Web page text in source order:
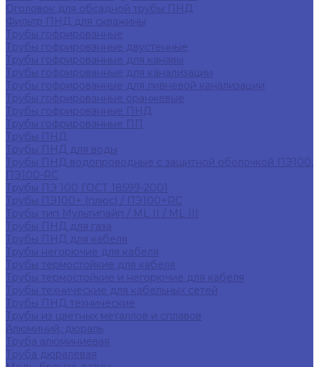
Оголовок для обсадной трубы ПНД
Фильтр ПНД для скважины
Трубы гофрированные
Трубы гофрированные двустенные
Трубы гофрированные для канавы
Трубы гофрированные для канализации
Трубы гофрированные для ливневой канализации
Трубы гофрированные оранжевые
Трубы гофрированные ПНД
Трубы гофрированные ПП
Трубы ПНД
Трубы ПНД для воды
Трубы ПНД водопроводные с защитной оболочкой ПЭ100,
ПЭ100-RC
Трубы ПЭ 100 ГОСТ 18599-2001
Трубы ПЭ100+ (плюс) / ПЭ100+RC
Трубы тип Мультипайп / ML II / ML III
Трубы ПНД для газа
Трубы ПНД для кабеля
Трубы негорючие для кабеля
Трубы термостойкие для кабеля
Трубы термостойкие и негорючие для кабеля
Трубы технические для кабельных сетей
Трубы ПНД технические
Трубы из цветных металлов и сплавов
Алюминий, дюраль
Труба алюминиевая
Труба дюралевая